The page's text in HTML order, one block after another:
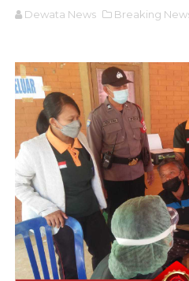
Dewata News Breaking